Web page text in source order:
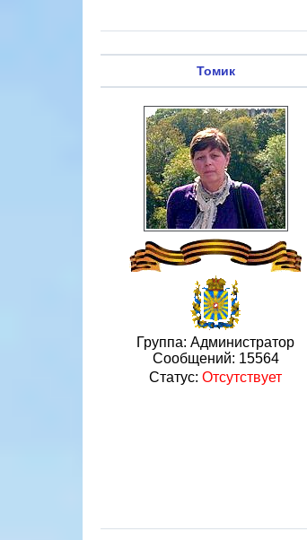
Томик
Группа: Администратор
Сообщений: 15564
Статус: Отсутствует